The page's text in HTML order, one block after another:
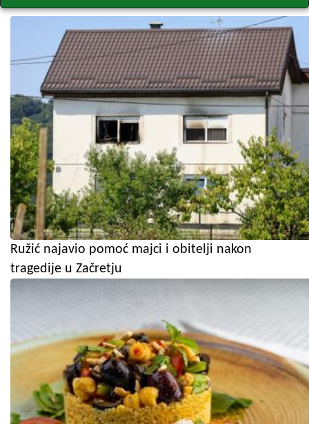
Ružić najavio pomoć majci i obitelji nakon
tragedije u Začretju